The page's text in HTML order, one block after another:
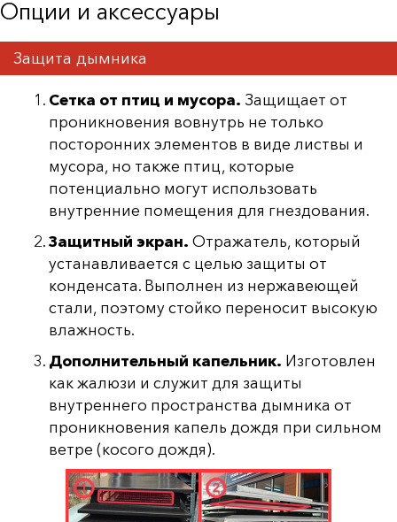
Опции и аксессуары
Защита дымника
Сетка от птиц и мусора. Защищает от
проникновения вовнутрь не только
посторонних элементов в виде листвы и
мусора, но также птиц, которые
потенциально могут использовать
внутренние помещения для гнездования.
Защитный экран. Отражатель, который
устанавливается с целью защиты от
конденсата. Выполнен из нержавеющей
стали, поэтому стойко переносит высокую
влажность.
Дополнительный капельник. Изготовлен
как жалюзи и служит для защиты
внутреннего пространства дымника от
проникновения капель дождя при сильном
ветре (косого дождя).